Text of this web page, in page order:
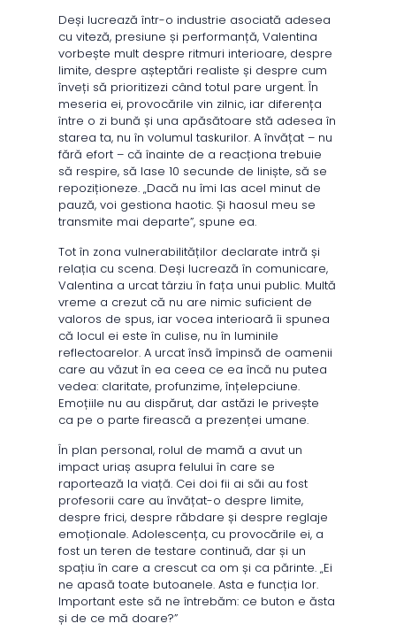
Deși lucrează într-o industrie asociată adesea
cu viteză, presiune și performanță, Valentina
vorbește mult despre ritmuri interioare, despre
limite, despre așteptări realiste și despre cum
înveți să prioritizezi când totul pare urgent. În
meseria ei, provocările vin zilnic, iar diferența
între o zi bună și una apăsătoare stă adesea în
starea ta, nu în volumul taskurilor. A învățat – nu
fără efort – că înainte de a reacționa trebuie
să respire, să lase 10 secunde de liniște, să se
repoziționeze. „Dacă nu îmi las acel minut de
pauză, voi gestiona haotic. Și haosul meu se
transmite mai departe”, spune ea.
Tot în zona vulnerabilităților declarate intră și
relația cu scena. Deși lucrează în comunicare,
Valentina a urcat târziu în fața unui public. Multă
vreme a crezut că nu are nimic suficient de
valoros de spus, iar vocea interioară îi spunea
că locul ei este în culise, nu în luminile
reflectoarelor. A urcat însă împinsă de oamenii
care au văzut în ea ceea ce ea încă nu putea
vedea: claritate, profunzime, înțelepciune.
Emoțiile nu au dispărut, dar astăzi le privește
ca pe o parte firească a prezenței umane.
În plan personal, rolul de mamă a avut un
impact uriaș asupra felului în care se
raportează la viață. Cei doi fii ai săi au fost
profesorii care au învățat-o despre limite,
despre frici, despre răbdare și despre reglaje
emoționale. Adolescența, cu provocările ei, a
fost un teren de testare continuă, dar și un
spațiu în care a crescut ca om și ca părinte. „Ei
ne apasă toate butoanele. Asta e funcția lor.
Important este să ne întrebăm: ce buton e ăsta
și de ce mă doare?”